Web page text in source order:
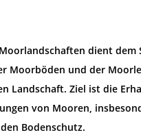
dient
Moorböden und der
Landschaft. Ziel ist die
von Mooren,
Bodenschutz.